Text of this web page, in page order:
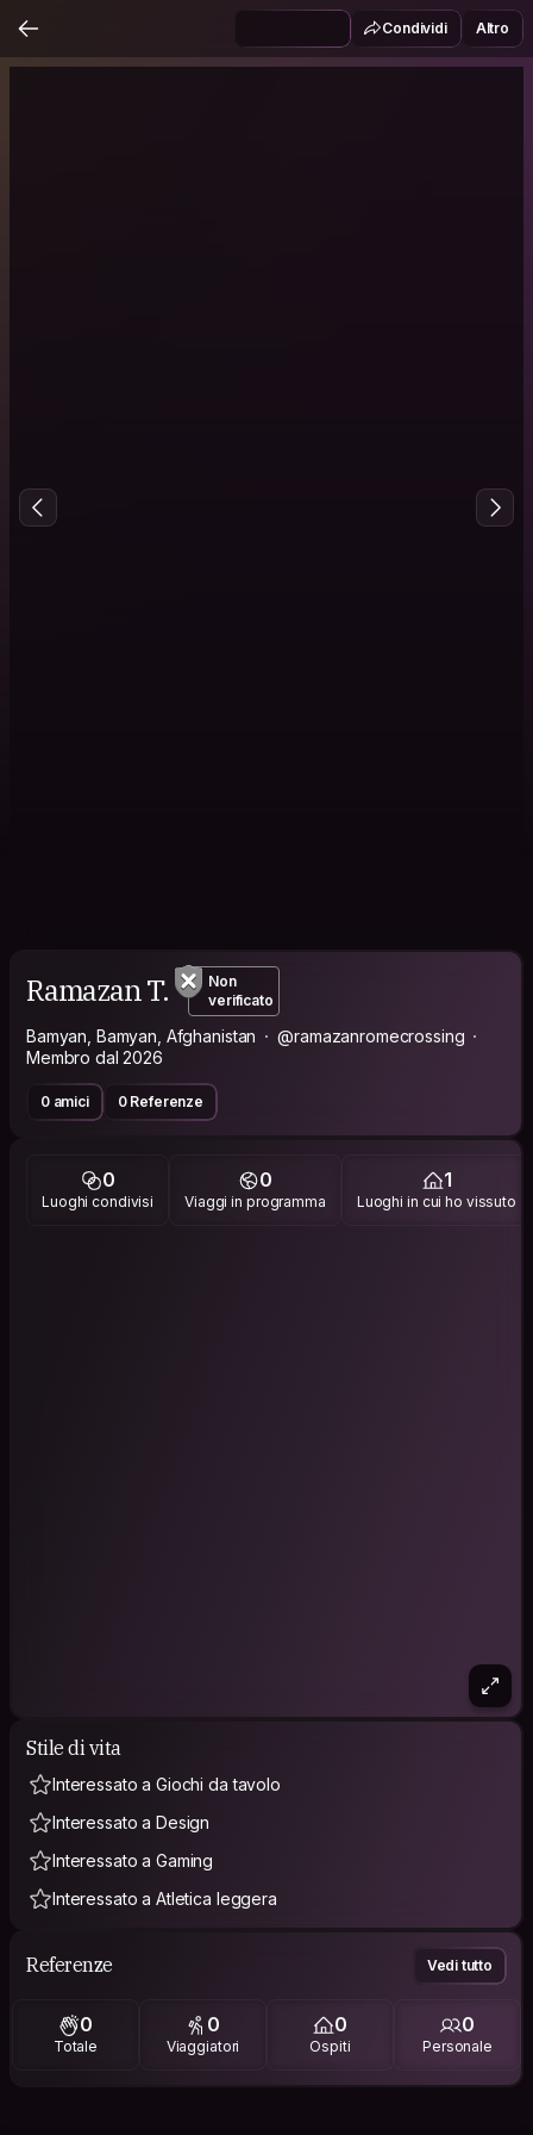
Condividi Altro
Ramazan T.
Non
verificato
Bamyan, Bamyan, Afghanistan
@ramazanromecrossing
Membro dal 2026
0 amici 0 Referenze
0
Luoghi condivisi
0
Viaggi in programma
1
Luoghi in cui ho vissuto
Stile di vita
Interessato a Giochi da tavolo
Interessato a Design
Interessato a Gaming
Interessato a Atletica leggera
Referenze Vedi tutto
0
Totale
0
Viaggiatori
0
Ospiti
0
Personale